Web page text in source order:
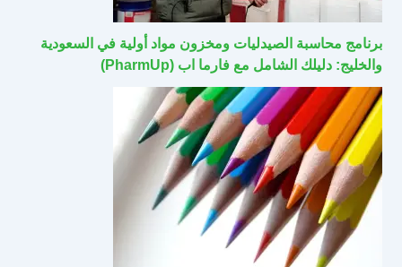
برنامج محاسبة الصيدليات ومخزون مواد أولية في السعودية
والخليج: دليلك الشامل مع فارما اب (PharmUp)